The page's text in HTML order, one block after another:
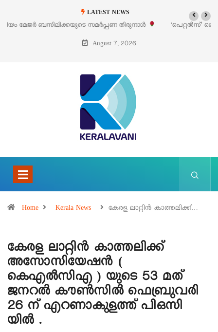
LATEST NEWS
‘പെറ്റൽസ്’ ലൈഫ് സ്റ്റൈൽ എക്സിബിഷനും സെയിലും ഓഗസ്റ്റ് 8-ന്
പെരുമാനൂരിൽ
August 7, 2026
Home Kerala News കേരള ലാറ്റിൻ കാത്തലിക്ക്…
കേരള ലാറ്റിൻ കാത്തലിക്ക്
അസോസിയേഷൻ (
കെഎൽസിഎ ) യുടെ 53 മത്
ജനറൽ കൗൺസിൽ ഫെബ്രുവരി
26 ന് എറണാകുളത്ത് പിഒസി
യിൽ .